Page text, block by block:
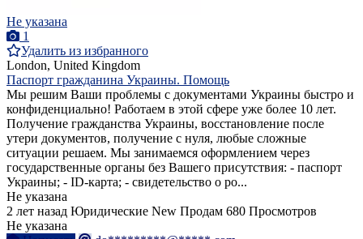
Не указана
1
Удалить из избранного
London, United Kingdom
Паспорт гражданина Украины. Помощь
Мы решим Ваши проблемы с документами Украины быстро и
конфиденциально! Работаем в этой сфере уже более 10 лет.
Получение гражданства Украины, восстановление после
утери документов, получение с нуля, любые сложные
ситуации решаем. Мы занимаемся оформлением через
государственные органы без Вашего присутствия: - паспорт
Украины; - ID-карта; - свидетельство о ро...
Не указана
2 лет назад Юридические New Продам 680 Просмотров
Не указана